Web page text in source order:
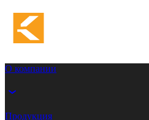
О компании
Продукция